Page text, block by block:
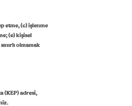
etme, (c) işlenme
(e) kişisel
olmamak
(KEP) adresi,